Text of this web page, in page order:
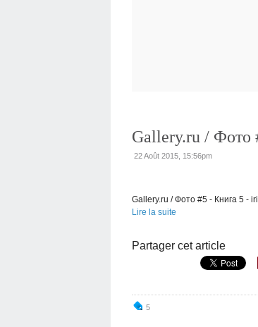
Gallery.ru / Фото
22 Août 2015, 15:56pm
Gallery.ru / Фото #5 - Книга 5 -
Lire la suite
Partager cet article
5